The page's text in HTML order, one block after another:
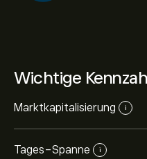
Wichtige
Marktkapitalisierung i
Tages-Spanne i